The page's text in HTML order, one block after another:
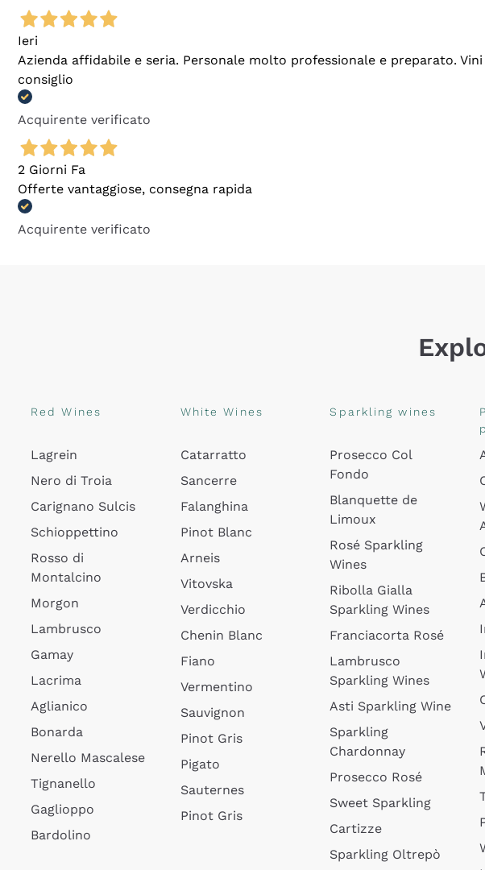
Ieri
Azienda affidabile e seria. Personale molto professionale e preparato.
consiglio
Acquirente verificato
2 Giorni Fa
Offerte vantaggiose, consegna rapida
Acquirente verificato
Red Wines
Lagrein
Nero di Troia
Carignano Sulcis
Schioppettino
Rosso di
Montalcino
Morgon
Lambrusco
Gamay
Lacrima
Aglianico
Bonarda
Nerello Mascalese
Tignanello
Gaglioppo
Bardolino
White Wines
Catarratto
Sancerre
Falanghina
Pinot Blanc
Arneis
Vitovska
Verdicchio
Chenin Blanc
Fiano
Vermentino
Sauvignon
Pinot Gris
Pigato
Sauternes
Pinot Gris
Sparkling wines
Prosecco Col
Fondo
Blanquette de
Limoux
Rosé Sparkling
Wines
Ribolla Gialla
Sparkling Wines
Franciacorta Rosé
Lambrusco
Sparkling Wines
Asti Sparkling Wine
Sparkling
Chardonnay
Prosecco Rosé
Sweet Sparkling
Cartizze
Sparkling Oltrepò